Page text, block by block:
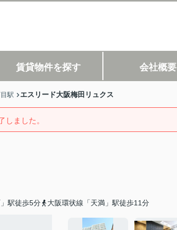
賃貸物件を探す 会社概要
駅 エスリード大阪梅田リュクス
しました。
駅徒歩5分 大阪環状線「天満」駅徒歩11分